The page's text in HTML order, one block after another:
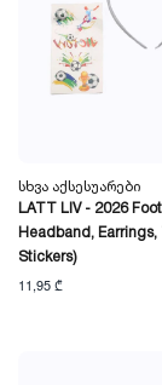
Სხვა Აქსესუარები
LATT LIV - 2026
Headband,
Stickers)
11,95 ₾